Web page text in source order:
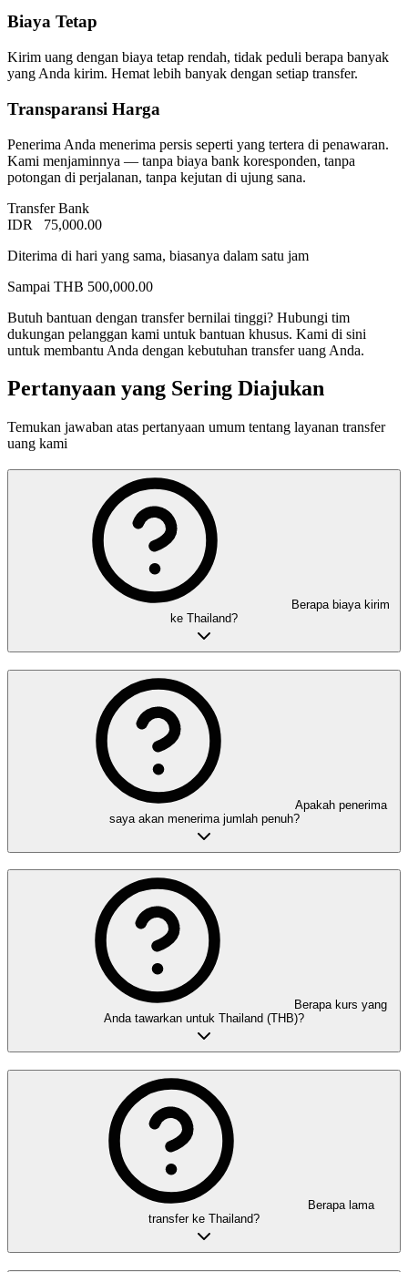
Biaya Tetap
Kirim uang dengan biaya tetap rendah, tidak peduli berapa banyak
yang Anda kirim. Hemat lebih banyak dengan setiap transfer.
Transparansi Harga
Penerima Anda menerima persis seperti yang tertera di penawaran.
Kami menjaminnya — tanpa biaya bank koresponden, tanpa
potongan di perjalanan, tanpa kejutan di ujung sana.
Transfer Bank
IDR
75,000.00
Diterima di hari yang sama, biasanya dalam satu jam
Sampai THB 500,000.00
Butuh bantuan dengan transfer bernilai tinggi? Hubungi tim
dukungan pelanggan kami untuk bantuan khusus. Kami di sini
untuk membantu Anda dengan kebutuhan transfer uang Anda.
Pertanyaan yang Sering Diajukan
Temukan jawaban atas pertanyaan umum tentang layanan transfer
uang kami
Berapa biaya kirim
ke Thailand?
Apakah penerima
saya akan menerima jumlah penuh?
Berapa kurs yang
Anda tawarkan untuk Thailand (THB)?
Berapa lama
transfer ke Thailand?